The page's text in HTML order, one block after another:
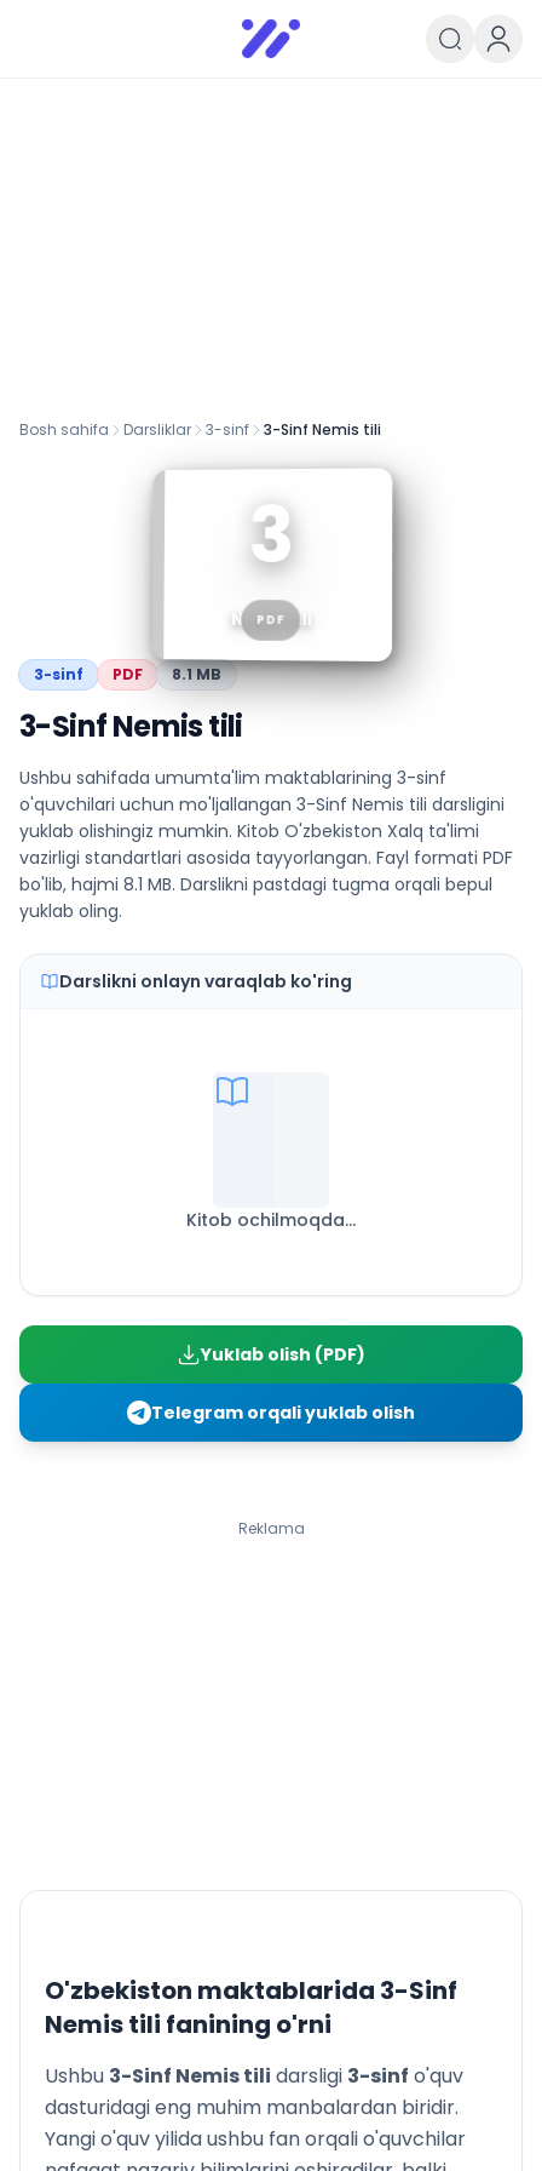
Infoedu
Ta&#039;lim xabarlari va
Bosh sahifa Darsliklar 3-sinf 3-Sinf Nemis tili
3
Nemis tili
PDF
3-sinf PDF 8.1 MB
3-Sinf Nemis tili
Ushbu sahifada umumta'lim maktablarining 3-sinf
o'quvchilari uchun mo'ljallangan 3-Sinf Nemis tili darsligini
yuklab olishingiz mumkin. Kitob O'zbekiston Xalq ta'limi
vazirligi standartlari asosida tayyorlangan. Fayl formati PDF
bo'lib, hajmi 8.1 MB. Darslikni pastdagi tugma orqali bepul
yuklab oling.
Darslikni onlayn varaqlab ko'ring
Kitob ochilmoqda...
Yuklab olish (PDF)
Telegram orqali yuklab olish
Reklama
O'zbekiston maktablarida 3-Sinf
Nemis tili fanining o'rni
Ushbu 3-Sinf Nemis tili darsligi 3-sinf o'quv
dasturidagi eng muhim manbalardan biridir.
Yangi o'quv yilida ushbu fan orqali o'quvchilar